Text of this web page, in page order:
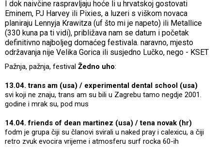
I dok naivčine raspravljaju hoće li u hrvatskoj gostovati
Eminem, PJ Harvey ili Pixies, a luzeri s viškom novaca
planiraju Lennyja Krawitza (uf što mi je napeto) ili Metallice
(330 kuna pa ti vidi), približava nam se datum i početak
definitivno najboljeg domaćeg festivala. naravno, mjesto
održavanja nije Velika Gorica ili susjedno Lučko, nego - KSET
Pažnja, pažnja, festival Žedno uho:
13.04. trans am (usa) / experimental dental school (usa)
svi koji ne znaju, trans am su bili u Zagrebu tamo negdje 2001.
godine i mrak su, pod mus
14.04. friends of dean martinez (usa) / tena novak (hr)
fodm je grupa čiji su članovi svirali u naked pray i calexicu, a čiji
retro zvuk evocira vrijeme i atmosferu surf rocka 60-ih